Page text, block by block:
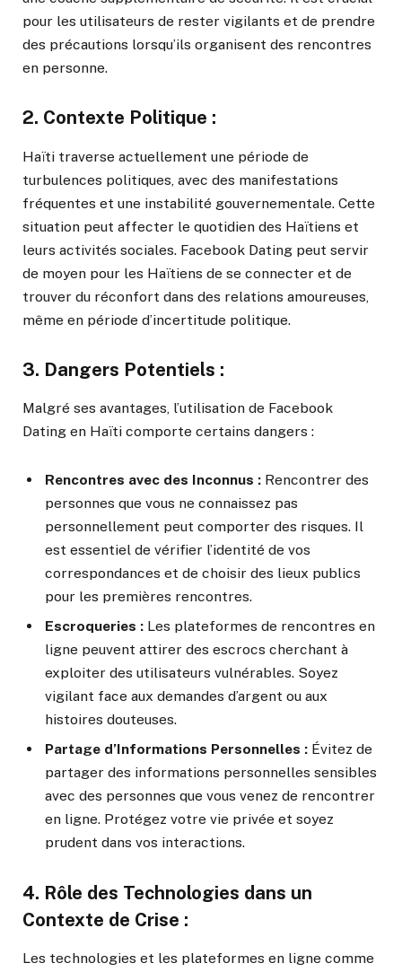
pour les utilisateurs de rester vigilants et de prendre
des précautions lorsqu’ils organisent des rencontres
en personne.
2. Contexte Politique :
Haïti traverse actuellement une période de
turbulences politiques, avec des manifestations
fréquentes et une instabilité gouvernementale. Cette
situation peut affecter le quotidien des Haïtiens et
leurs activités sociales. Facebook Dating peut servir
de moyen pour les Haïtiens de se connecter et de
trouver du réconfort dans des relations amoureuses,
même en période d’incertitude politique.
3. Dangers Potentiels :
Malgré ses avantages, l’utilisation de Facebook
Dating en Haïti comporte certains dangers :
Rencontres avec des Inconnus : Rencontrer des
personnes que vous ne connaissez pas
personnellement peut comporter des risques. Il
est essentiel de vérifier l’identité de vos
correspondances et de choisir des lieux publics
pour les premières rencontres.
Escroqueries : Les plateformes de rencontres en
ligne peuvent attirer des escrocs cherchant à
exploiter des utilisateurs vulnérables. Soyez
vigilant face aux demandes d’argent ou aux
histoires douteuses.
Partage d’Informations Personnelles : Évitez de
partager des informations personnelles sensibles
avec des personnes que vous venez de rencontrer
en ligne. Protégez votre vie privée et soyez
prudent dans vos interactions.
4. Rôle des Technologies dans un
Contexte de Crise :
Les technologies et les plateformes en ligne comme